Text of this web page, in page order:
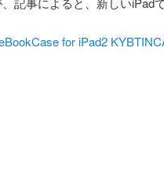
for iPad2